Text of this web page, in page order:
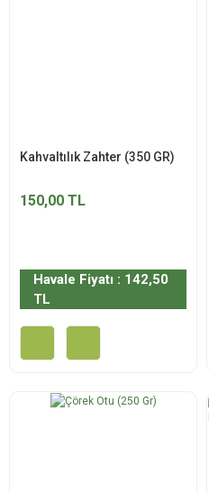
Kahvaltılık Zahter (350 GR)
150,00 TL
Havale Fiyatı : 142,50
TL